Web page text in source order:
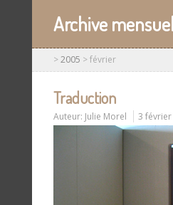
Archive
>2005 >février
Traduction
Auteur: Julie Morel 3 février